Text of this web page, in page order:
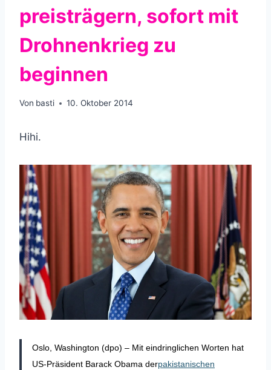
preis­trägern, sofort mit
Drohnenkrieg zu
beginnen
Von basti 10. Oktober 2014
Hihi.
Oslo, Washington (dpo) – Mit eindringlichen Worten hat
US-Präsident Barack Obama derpakistanischen